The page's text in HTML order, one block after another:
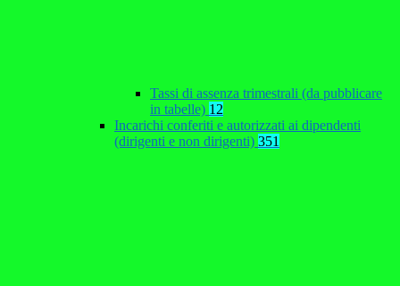
Tassi di assenza trimestrali (da pubblicare
in tabelle) 12
Incarichi conferiti e autorizzati ai dipendenti
(dirigenti e non dirigenti) 351